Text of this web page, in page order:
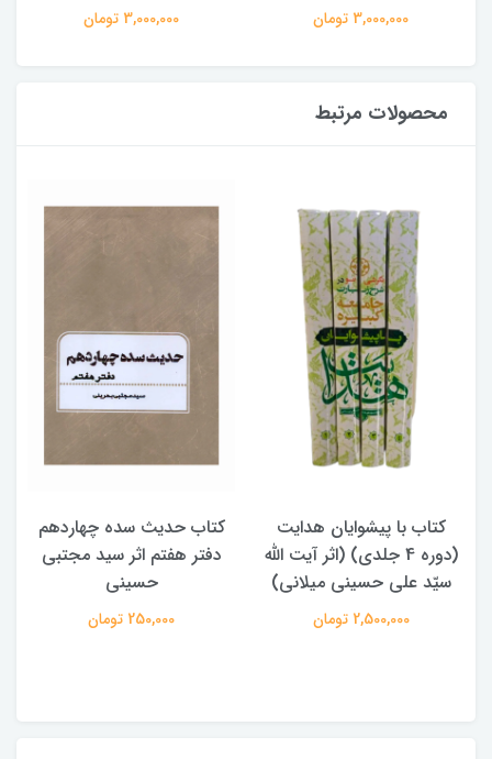
3,000,000 تومان 3,000,000 تومان
محصولات مرتبط
کتاب با پیشوایان هدایت
(دوره 4 جلدی) (اثر آیت الله
سیّد علی حسینی میلانی)
2,500,000 تومان
کتاب حدیث سده چهاردهم
دفتر هفتم اثر سید مجتبی
حسینی
250,000 تومان